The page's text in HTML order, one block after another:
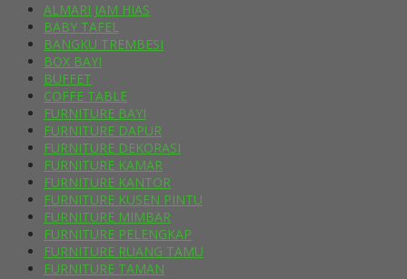
ALMARI JAM HIAS
BABY TAFEL
BANGKU TREMBESI
BOX BAYI
BUFFET
COFFE TABLE
FURNITURE BAYI
FURNITURE DAPUR
FURNITURE DEKORASI
FURNITURE KAMAR
FURNITURE KANTOR
FURNITURE KUSEN PINTU
FURNITURE MIMBAR
FURNITURE PELENGKAP
FURNITURE RUANG TAMU
FURNITURE TAMAN